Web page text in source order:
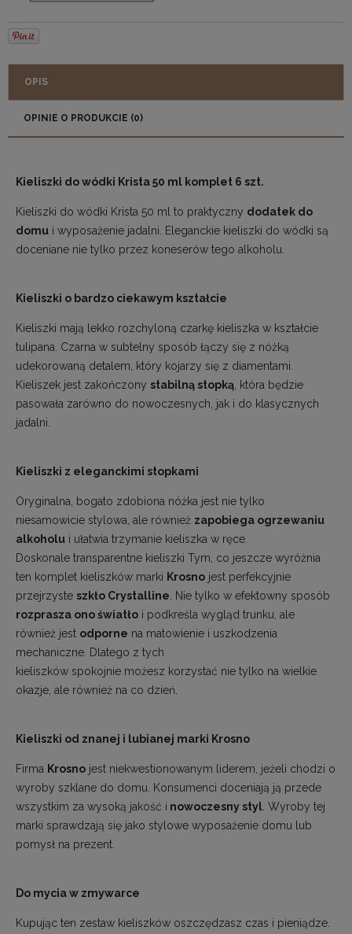
OPIS
OPINIE O PRODUKCIE (0)
Kieliszki do wódki Krista 50 ml komplet 6 szt.
Kieliszki do wódki Krista 50 ml to praktyczny dodatek do
domu i wyposażenie jadalni. Eleganckie kieliszki do wódki są
doceniane nie tylko przez koneserów tego alkoholu.
Kieliszki o bardzo ciekawym kształcie
Kieliszki mają lekko rozchyloną czarkę kieliszka w kształcie
tulipana. Czarna w subtelny sposób łączy się z nóżką
udekorowaną detalem, który kojarzy się z diamentami.
Kieliszek jest zakończony stabilną stopką , która będzie
pasowała zarówno do nowoczesnych, jak i do klasycznych
jadalni.
Kieliszki z eleganckimi stopkami
Oryginalna, bogato zdobiona nóżka jest nie tylko
niesamowicie stylowa, ale również zapobiega ogrzewaniu
alkoholu i ułatwia trzymanie kieliszka w ręce.
Doskonale transparentne kieliszki Tym, co jeszcze wyróżnia
ten komplet kieliszków marki Krosno jest perfekcyjnie
przejrzyste szkło Crystalline . Nie tylko w efektowny sposób
rozprasza ono światło i podkreśla wygląd trunku, ale
również jest odporne na matowienie i uszkodzenia
mechaniczne. Dlatego z tych
kieliszków spokojnie możesz korzystać nie tylko na wielkie
okazje, ale również na co dzień.
Kieliszki od znanej i lubianej marki Krosno
Firma Krosno jest niekwestionowanym liderem, jeżeli chodzi o
wyroby szklane do domu. Konsumenci doceniają ją przede
wszystkim za wysoką jakość i nowoczesny styl . Wyroby tej
marki sprawdzają się jako stylowe wyposażenie domu lub
pomysł na prezent.
Do mycia w zmywarce
Kupując ten zestaw kieliszków oszczędzasz czas i pieniądze.